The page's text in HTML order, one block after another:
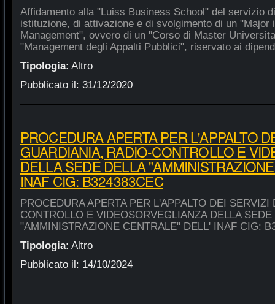
Affidamento alla "Luiss Business School" del servizio
istituzione, di attivazione e di svolgimento di un "Major
Management", ovvero di un "Corso di Master
"Management degli Appalti Pubblici", riservato ai
Tipologia: Altro
Pubblicato il: 31/12/2020
PROCEDURA APERTA PER L'APPALTO
GUARDIANIA, RADIO-CONTROLLO E
DELLA SEDE DELLA
INAF CIG: B324383CEC
PROCEDURA APERTA PER L'APPALTO DEI
CONTROLLO E VIDEOSORVEGLIANZA DELLA SEDE
"AMMINISTRAZIONE CENTRALE" DELL' INAF CIG:
Tipologia: Altro
Pubblicato il: 14/10/2024